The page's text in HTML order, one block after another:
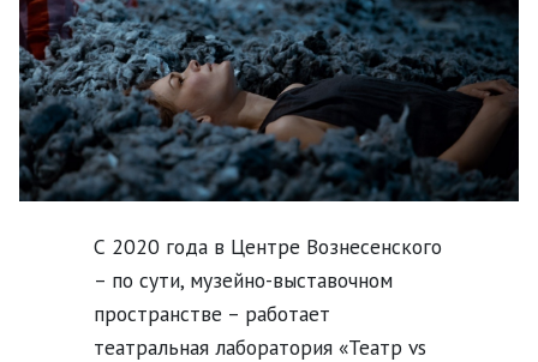
С 2020 года в Центре Вознесенского
– по сути, музейно-выставочном
пространстве – работает
театральная лаборатория «Театр vs